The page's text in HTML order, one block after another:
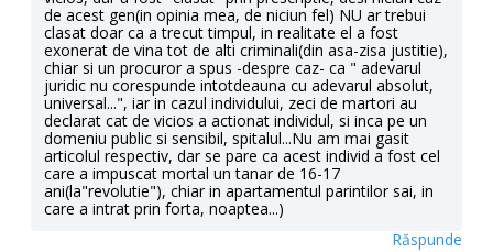
de acest gen(in opinia mea, de niciun fel) NU ar trebui
clasat doar ca a trecut timpul, in realitate el a fost
exonerat de vina tot de alti criminali(din asa-zisa justitie),
chiar si un procuror a spus -despre caz- ca " adevarul
juridic nu corespunde intotdeauna cu adevarul absolut,
universal...", iar in cazul individului, zeci de martori au
declarat cat de vicios a actionat individul, si inca pe un
domeniu public si sensibil, spitalul...Nu am mai gasit
articolul respectiv, dar se pare ca acest individ a fost cel
care a impuscat mortal un tanar de 16-17
ani(la"revolutie"), chiar in apartamentul parintilor sai, in
care a intrat prin forta, noaptea...)
Răspunde